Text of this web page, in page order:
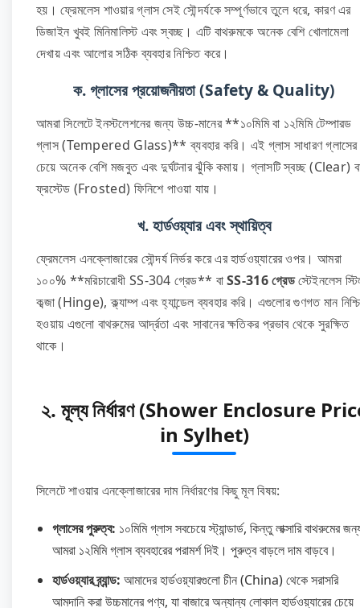
হয়। ফ্রেমলেস শাওয়ার গ্লাস সেই সৌন্দর্যকে সম্পূর্ণভাবে তুলে ধরে, কারণ এর
ডিজাইন খুবই মিনিমালিস্ট এবং স্বচ্ছ। এটি বাথরুমকে অনেক বেশি খোলামেলা
দেখায় এবং আলোর সঠিক ব্যবহার নিশ্চিত করে।
ক. গ্লাসের প্রয়োজনীয়তা (Safety & Quality)
আমরা সিলেটে ইনস্টলেশনের জন্য উচ্চ-মানের **১০মিমি বা ১২মিমি টেম্পারড
গ্লাস (Tempered Glass)** ব্যবহার করি। এই গ্লাস সাধারণ গ্লাসের
চেয়ে অনেক বেশি মজবুত এবং দুর্ঘটনার ঝুঁকি কমায়। গ্লাসটি স্বচ্ছ (Clear)
ফ্রস্টেড (Frosted) ফিনিশে পাওয়া যায়।
খ. হার্ডওয়্যার এবং স্থায়িত্ব
ফ্রেমলেস এনক্লোজারের সৌন্দর্য নির্ভর করে এর হার্ডওয়্যারের ওপর। আমরা
১০০% **মরিচারোধী SS-304 গ্রেড** বাSS-316 গ্রেডস্টেইনলেস
কব্জা (Hinge), ক্ল্যাম্প এবং হ্যান্ডেল ব্যবহার করি। এগুলোর গুণগত মান
হওয়ায় এগুলো বাথরুমের আর্দ্রতা এবং সাবানের ক্ষতিকর প্রভাব থেকে সুরক্ষিত
থাকে।
২. মূল্য নির্ধারণ (Shower Enclosure
in Sylhet)
সিলেটে শাওয়ার এনক্লোজারের দাম নির্ধারণের কিছু মূল বিষয়:
গ্লাসের পুরুত্ব: ১০মিমি গ্লাস সবচেয়ে স্ট্যান্ডার্ড, কিন্তু লাক্সারি বাথরুমের
আমরা ১২মিমি গ্লাস ব্যবহারের পরামর্শ দিই। পুরুত্ব বাড়লে দাম বাড়বে।
হার্ডওয়্যার ব্র্যান্ড: আমাদের হার্ডওয়্যারগুলো চীন (China) থেকে সরাসরি
আমদানি করা উচ্চমানের পণ্য, যা বাজারে অন্যান্য লোকাল হার্ডওয়্যারের চেয়ে